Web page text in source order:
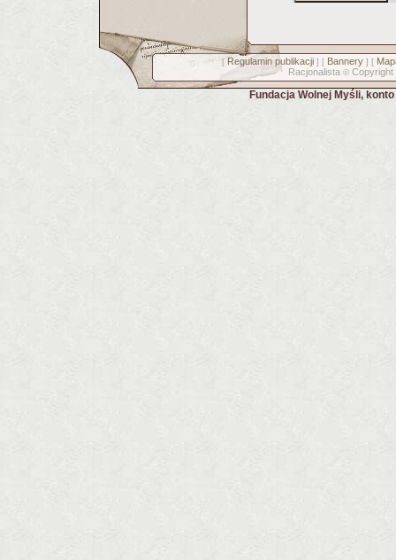
[ Regulamin publikacji] [ Bannery] [
Racjonalista © Copyright
Fundacja Wolnej Myśli,